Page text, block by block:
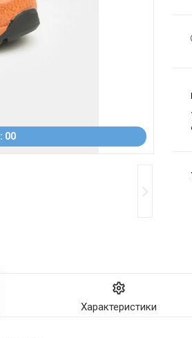
00
Характеристики